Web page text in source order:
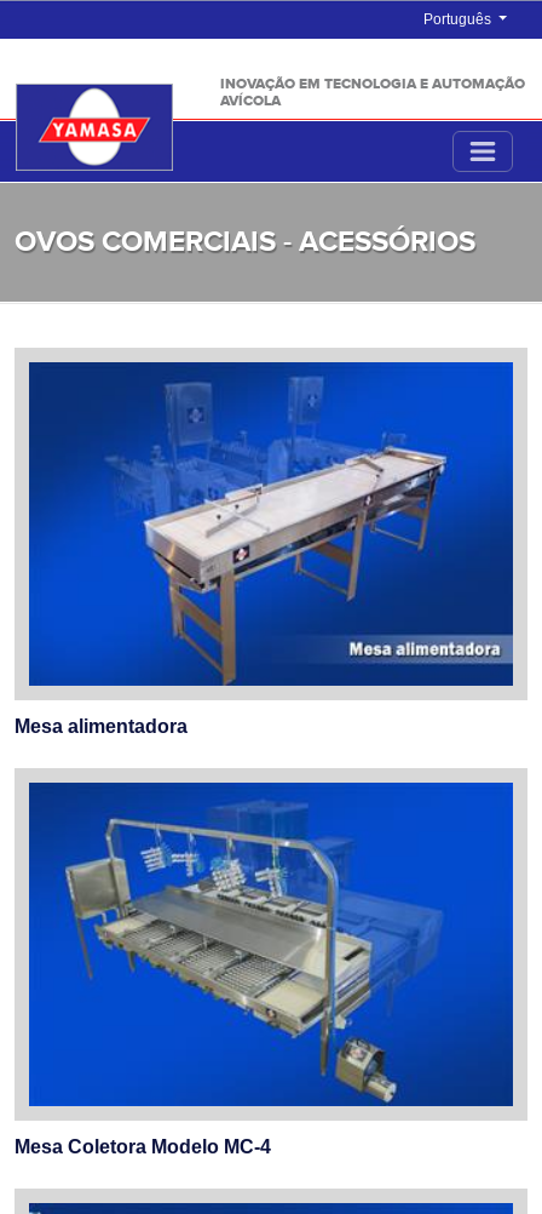
Português
INOVAÇÃO EM TECNOLOGIA E AUTOMAÇÃO
AVÍCOLA
OVOS COMERCIAIS - ACESSÓRIOS
Mesa alimentadora
Mesa Coletora Modelo MC-4